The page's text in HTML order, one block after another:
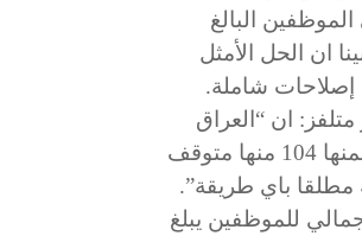
الموظفين البالغ
ألف، مبينا ان الحل الأمثل
إصلاحات شاملة.
ان “العراق
يمتلك 296 مصنعا بضمنها 104 منها متوقف
مطلقا باي طريقة”.
للموظفين يبلغ